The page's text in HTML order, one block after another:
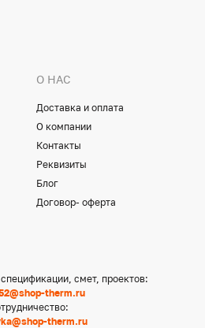
О НАС
Доставка и оплата
О компании
Контакты
Реквизиты
Блог
Договор- оферта
смет, проектов:
therm.ru
therm.ru